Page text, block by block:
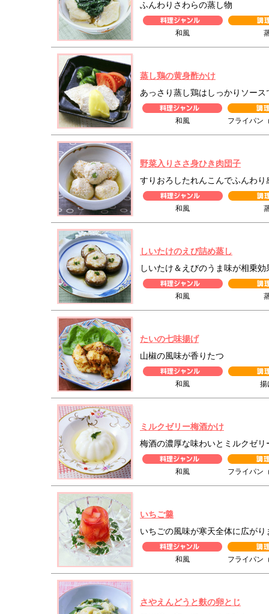
ふんわりさわらの蒸し物
和風
蒸し鶏の黄身酢かけ
あっさり蒸し鶏はしっかりソース
和風 フライパン
野菜入りささ身ひき肉団子
すりおろしたれんこんでふんわり
和風
しいたけのえび詰め蒸し
しいたけ＆えびのうま味が相乗効
和風
たいの七味揚げ
山椒の風味が香りたつ
和風 揚
ミルクゼリー梅酒かけ
梅酒の濃厚な味わいとミルクゼリ
和風 フライパン
いちご羹
いちごの風味が寒天全体に広がり
和風 フライパン
さやえんどうと麩の卵とじ